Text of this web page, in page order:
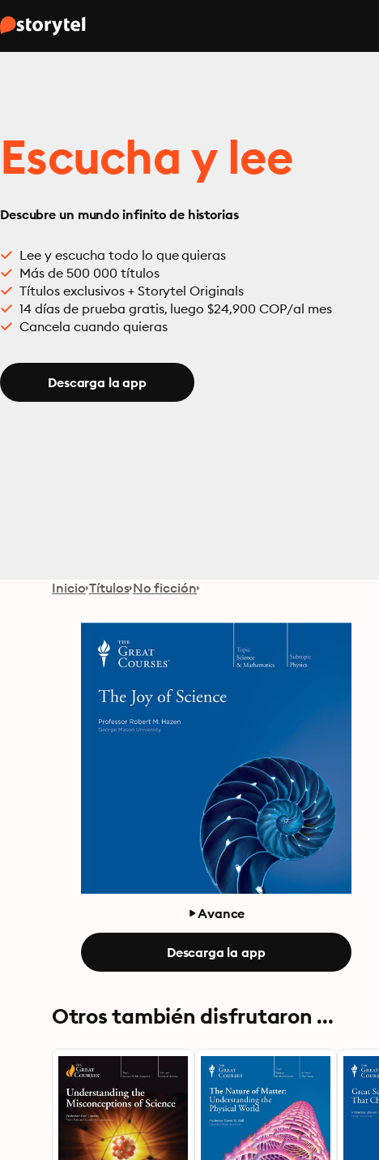
Escucha y lee
Descubre un mundo infinito de historias
Lee y escucha todo lo que quieras
Más de 500 000 títulos
Títulos exclusivos + Storytel Originals
14 días de prueba gratis, luego $24,900 COP/al mes
Cancela cuando quieras
Descarga la app
Inicio Títulos No ficción
Avance
Descarga la app
Otros también disfrutaron ...